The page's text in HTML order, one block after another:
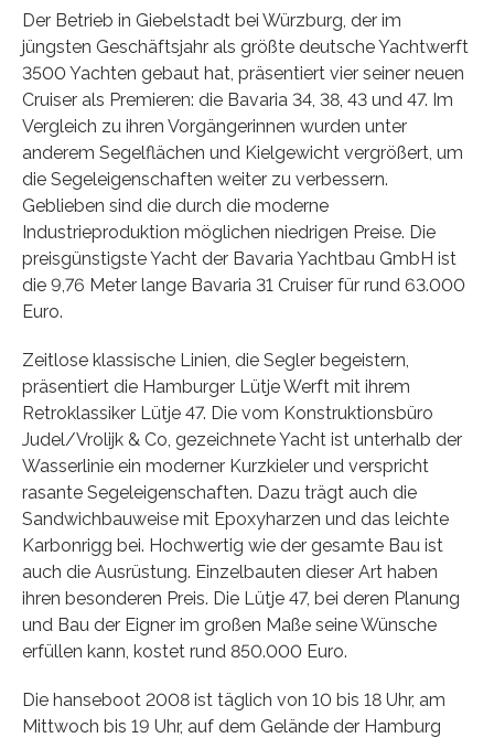
Der Betrieb in Giebelstadt bei Würzburg, der im
jüngsten Geschäftsjahr als größte deutsche Yachtwerft
3500 Yachten gebaut hat, präsentiert vier seiner neuen
Cruiser als Premieren: die Bavaria 34, 38, 43 und 47. Im
Vergleich zu ihren Vorgängerinnen wurden unter
anderem Segelflächen und Kielgewicht vergrößert, um
die Segeleigenschaften weiter zu verbessern.
Geblieben sind die durch die moderne
Industrieproduktion möglichen niedrigen Preise. Die
preisgünstigste Yacht der Bavaria Yachtbau GmbH ist
die 9,76 Meter lange Bavaria 31 Cruiser für rund 63.000
Euro.
Zeitlose klassische Linien, die Segler begeistern,
präsentiert die Hamburger Lütje Werft mit ihrem
Retroklassiker Lütje 47. Die vom Konstruktionsbüro
Judel/Vrolijk & Co, gezeichnete Yacht ist unterhalb der
Wasserlinie ein moderner Kurzkieler und verspricht
rasante Segeleigenschaften. Dazu trägt auch die
Sandwichbauweise mit Epoxyharzen und das leichte
Karbonrigg bei. Hochwertig wie der gesamte Bau ist
auch die Ausrüstung. Einzelbauten dieser Art haben
ihren besonderen Preis. Die Lütje 47, bei deren Planung
und Bau der Eigner im großen Maße seine Wünsche
erfüllen kann, kostet rund 850.000 Euro.
Die hanseboot 2008 ist täglich von 10 bis 18 Uhr, am
Mittwoch bis 19 Uhr, auf dem Gelände der Hamburg